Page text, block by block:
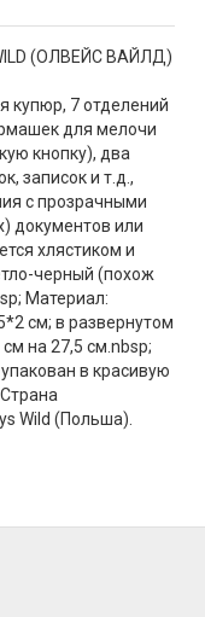
(ОЛВЕЙС ВАЙЛД)
купюр, 7 отделений
для мелочи
кнопку), два
записок и т.д.,
с прозрачными
документов или
хлястиком и
черный (похож
Материал:
см; в развернутом
на 27,5 см.nbsp;
в красивую
Wild (Польша).